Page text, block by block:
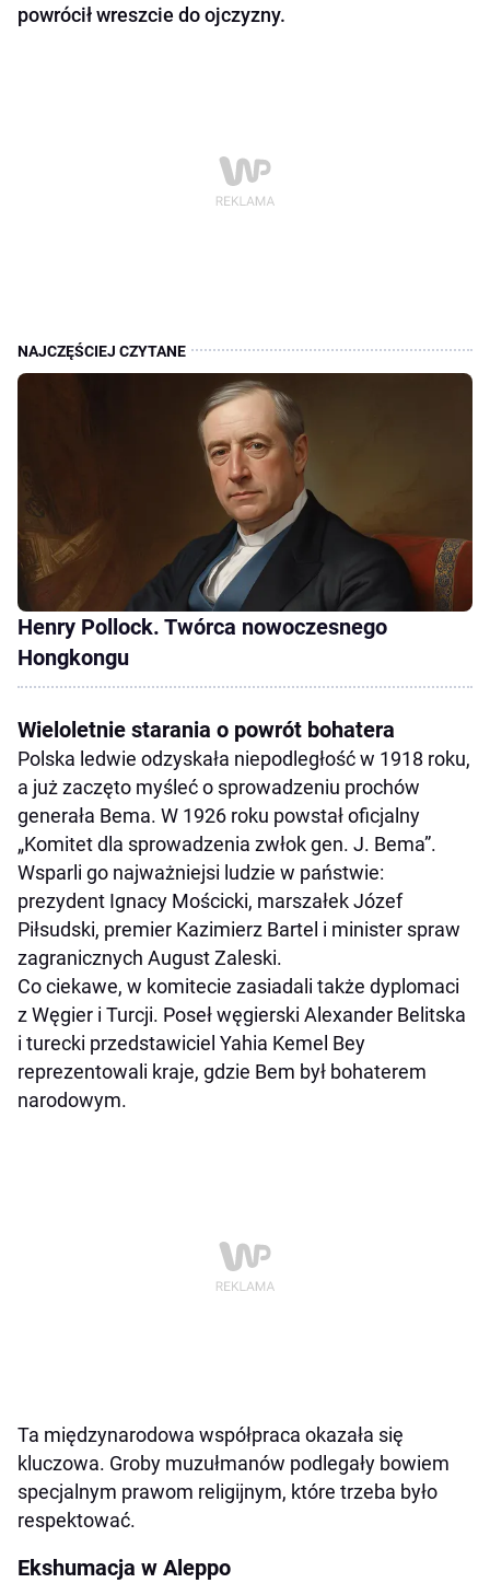
powrócił wreszcie do ojczyzny.
Henry Pollock. Twórca nowoczesnego
Hongkongu
Wieloletnie starania o powrót bohatera
Polska ledwie odzyskała niepodległość w 1918 roku,
a już zaczęto myśleć o sprowadzeniu prochów
generała Bema. W 1926 roku powstał oficjalny
„Komitet dla sprowadzenia zwłok gen. J. Bema”.
Wsparli go najważniejsi ludzie w państwie:
prezydent Ignacy Mościcki, marszałek Józef
Piłsudski, premier Kazimierz Bartel i minister spraw
zagranicznych August Zaleski.
Co ciekawe, w komitecie zasiadali także dyplomaci
z Węgier i Turcji. Poseł węgierski Alexander Belitska
i turecki przedstawiciel Yahia Kemel Bey
reprezentowali kraje, gdzie Bem był bohaterem
narodowym.
Ta międzynarodowa współpraca okazała się
kluczowa. Groby muzułmanów podlegały bowiem
specjalnym prawom religijnym, które trzeba było
respektować.
Ekshumacja w Aleppo